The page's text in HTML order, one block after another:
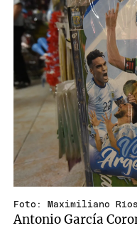
Foto: Maximiliano
Antonio García